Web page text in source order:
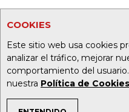
COOKIES
Este sitio web usa cookies
analizar el tráfico, mejorar
comportamiento del
nuestra Política de Cookies